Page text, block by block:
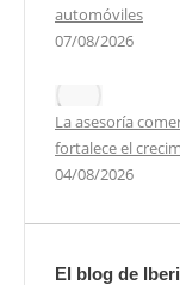
automóviles
07/08/2026
La asesoría
fortalece el
04/08/2026
El blog de